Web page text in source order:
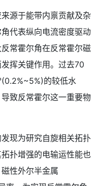
源于能带内禀贡献及杂
代表纵向电流密度驱动
常霍尔角在反常霍尔磁
挥关键作用。过去70
的较低水
致反常霍尔这一重要物
现为研究自旋相关拓扑
扑增强的电输运性能也
性外尔半金属